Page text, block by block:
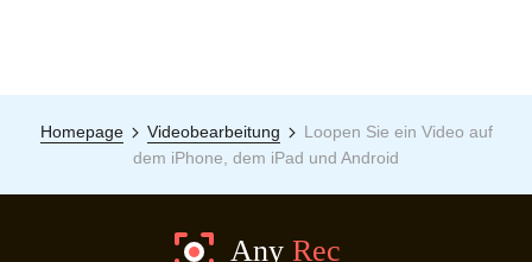
Homepage Videobearbeitung
Loopen Sie ein Video auf
dem iPhone, dem iPad und Android